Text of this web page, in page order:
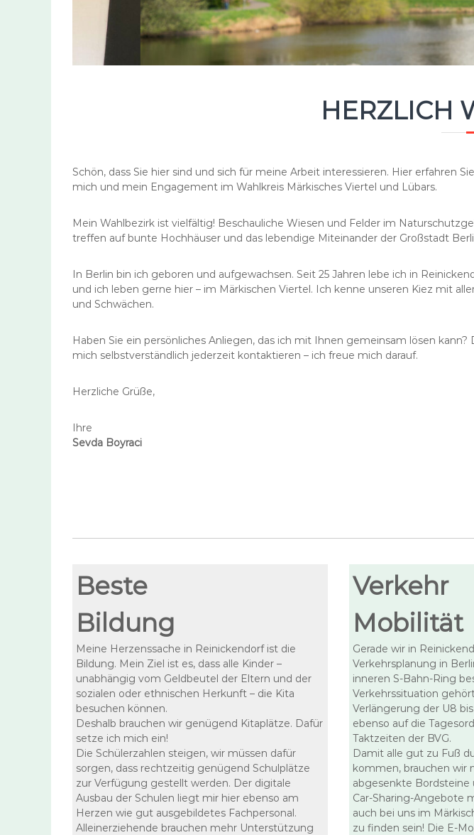
HERZLICH
Schön, dass Sie hier sind und sich für meine Arbeit interessieren. Hier erfahren
mich und mein Engagement im Wahlkreis Märkisches Viertel und Lübars.
Mein Wahlbezirk ist vielfältig! Beschauliche Wiesen und Felder im
treffen auf bunte Hochhäuser und das lebendige Miteinander der Großstadt
In Berlin bin ich geboren und aufgewachsen. Seit 25 Jahren lebe ich in
und ich leben gerne hier – im Märkischen Viertel. Ich kenne unseren Kiez mit
und Schwächen.
Haben Sie ein persönliches Anliegen, das ich mit Ihnen gemeinsam lösen kann?
mich selbstverständlich jederzeit kontaktieren – ich freue mich darauf.
Herzliche Grüße,
Ihre
Sevda Boyraci
Beste
Bildung
Meine Herzenssache in Reinickendorf ist die
Bildung. Mein Ziel ist es, dass alle Kinder –
unabhängig vom Geldbeutel der Eltern und der
sozialen oder ethnischen Herkunft – die Kita
besuchen können.
Deshalb brauchen wir genügend Kitaplätze. Dafür
setze ich mich ein!
Die Schülerzahlen steigen, wir müssen dafür
sorgen, dass rechtzeitig genügend Schulplätze
zur Verfügung gestellt werden. Der digitale
Ausbau der Schulen liegt mir hier ebenso am
Herzen wie gut ausgebildetes Fachpersonal.
Alleinerziehende brauchen mehr Unterstützung
Verkehr
Mobilität
Gerade wir in
Verkehrsplanung in
inneren S-Bahn-Ring
Verkehrssituation
Verlängerung der U8
ebenso auf die
Taktzeiten der BVG.
Damit alle gut zu Fuß
kommen, brauchen wir
abgesenkte Bordsteine
Car-Sharing-Angebote
auch bei uns im
zu finden sein! Die E-